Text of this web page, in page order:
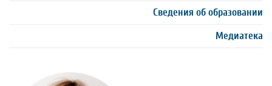
Сведения об образовании
Медиатека